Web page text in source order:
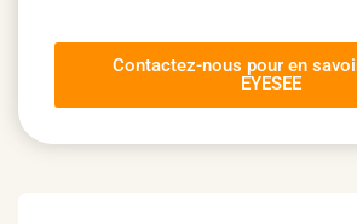
Contactez-nous pour en
EYESEE